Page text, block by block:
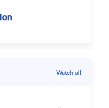
Watch all